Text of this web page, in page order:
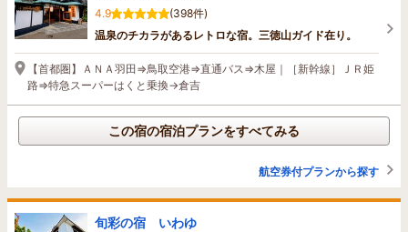
4.9
(398件)
温泉のチカラがあるレトロな宿。三徳山ガイド在り。
【首都圏】ＡＮＡ羽田⇒鳥取空港⇒直通バス⇒木屋｜［新幹線］ＪＲ姫
路⇒特急スーパーはくと乗換→倉吉
この宿の宿泊プランをすべてみる
航空券付プランから探す
旬彩の宿 いわゆ